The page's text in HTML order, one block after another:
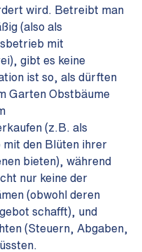
wird. Betreibt man
(also als
mit
gibt es keine
ist so, als dürften
Garten Obstbäume
(z.B. als
mit den Blüten ihrer
bieten), während
nur keine der
(obwohl deren
schafft), und
(Steuern, Abgaben,